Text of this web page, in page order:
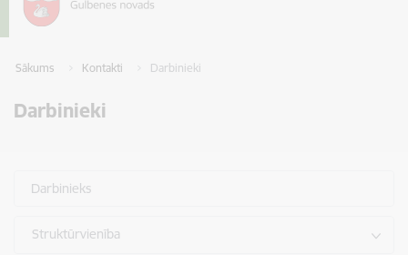
Sākums Kontakti Darbinieki
Darbinieki
Darbinieks
Struktūrvienība